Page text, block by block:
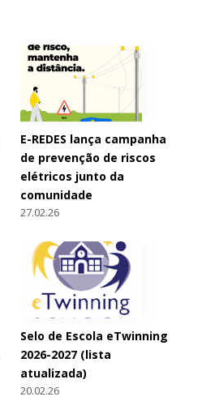
E-REDES lança campanha
de prevenção de riscos
elétricos junto da
comunidade
27.02.26
Selo de Escola eTwinning
2026-2027 (lista
atualizada)
20.02.26